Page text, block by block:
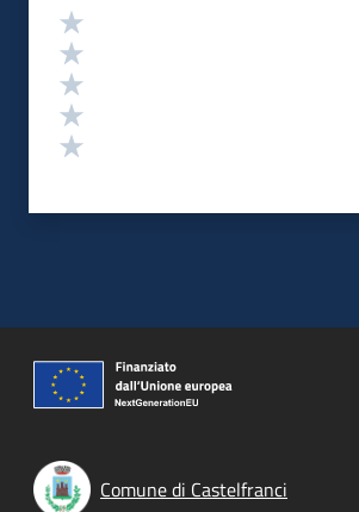
Valutazione
Comune di Castelfranci